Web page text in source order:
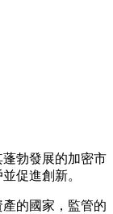
勃發展的加密市
促進創新。
的國家，監管的